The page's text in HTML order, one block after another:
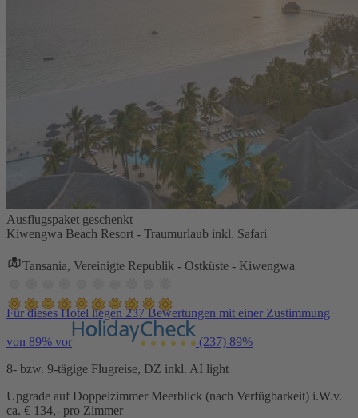
Ausflugspaket geschenkt
Kiwengwa Beach Resort - Traumurlaub inkl. Safari
Tansania, Vereinigte Republik - Ostküste - Kiwengwa
Für dieses Hotel liegen 237 Bewertungen mit einer Zustimmung
von 89% vor (237) 89%
8- bzw. 9-tägige Flugreise, DZ inkl. AI light
Upgrade auf Doppelzimmer Meerblick (nach Verfügbarkeit) i.W.v.
ca. € 134,- pro Zimmer